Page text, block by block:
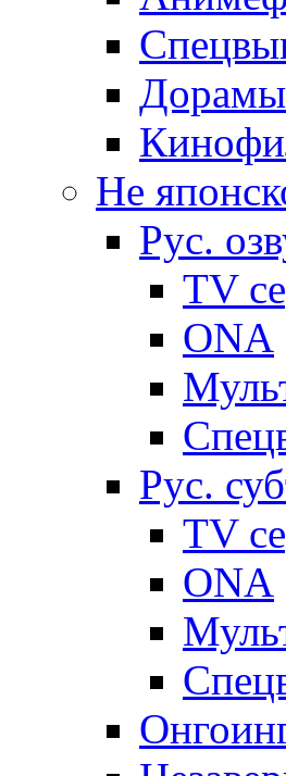
Дорамы
Не
Рус.
TV
ONA
Рус.
TV
ONA